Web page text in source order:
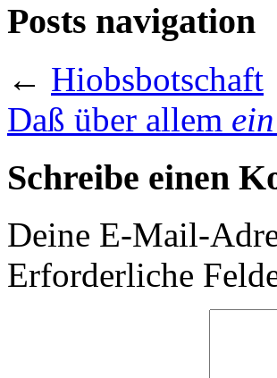
Posts navigation
← Hiobsbotschaft
Daß über allem ein
Schreibe einen
Deine E-Mail-
Erforderliche